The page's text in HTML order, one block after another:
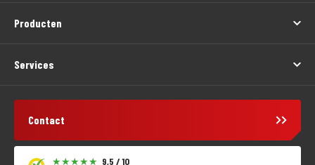
Producten
Services
Contact
9,5 / 10